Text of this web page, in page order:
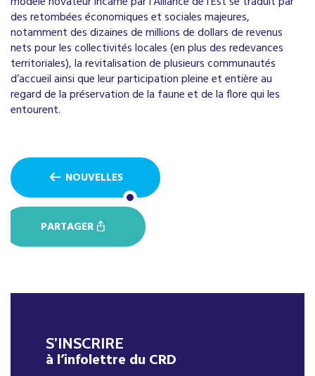
des retombées économiques et sociales majeures,
notamment des dizaines de millions de dollars de revenus
nets pour les collectivités locales (en plus des redevances
territoriales), la revitalisation de plusieurs communautés
d’accueil ainsi que leur participation pleine et entière au
regard de la préservation de la faune et de la flore qui les
entourent.
NOUVELLES
PARTAGER
S’INSCRIRE
à l’infolettre du CRD